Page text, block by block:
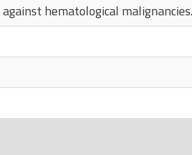
hematological malignancies.